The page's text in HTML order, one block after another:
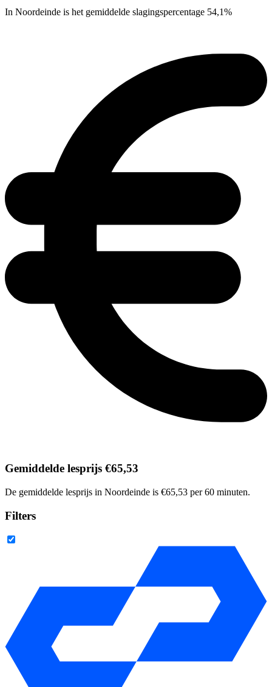
In Noordeinde is het gemiddelde slagingspercentage 54,1%
Gemiddelde lesprijs €65,53
De gemiddelde lesprijs in Noordeinde is €65,53 per 60 minuten.
Filters